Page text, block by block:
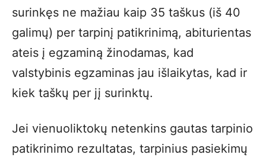
surinkęs ne mažiau kaip 35 taškus (iš 40
galimų) per tarpinį patikrinimą, abiturientas
ateis į egzaminą žinodamas, kad
valstybinis egzaminas jau išlaikytas, kad ir
kiek taškų per jį surinktų.
Jei vienuoliktokų netenkins gautas tarpinio
patikrinimo rezultatas, tarpinius pasiekimų